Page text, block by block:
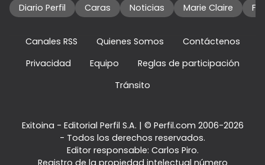
Diario Perfil Caras Noticias Marie Claire
Canales RSS Quienes Somos
Contáctenos
Privacidad
Equipo
Reglas de participación
Tránsito
Exitoina - Editorial Perfil S.A. | © Perfil.com 2006-2026
- Todos los derechos reservados.
Editor responsable: Carlos Piro.
Registro de la propiedad intelectual número